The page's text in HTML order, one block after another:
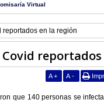
primero básico
reportados en la región
Covid
A + A -
que 140 personas se